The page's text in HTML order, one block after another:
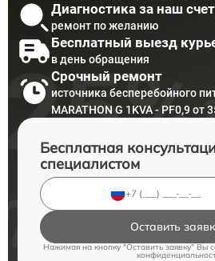
Диагностика за наш
ремонт по желанию
Бесплатный выезд
в день обращения
Срочный ремонт
источника бесперебойного
MARATHON G 1KVA - PF0,9 от
Бесплатная
специалистом
Оставить
Нажимая на кнопку "Оставить заявку" Вы